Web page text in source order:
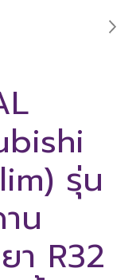
รุ่น
น
า R32